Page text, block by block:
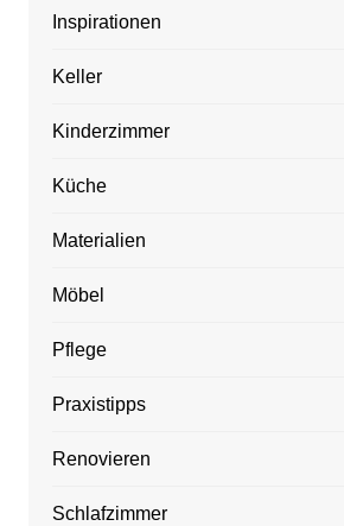
Inspirationen
Keller
Kinderzimmer
Küche
Materialien
Möbel
Pflege
Praxistipps
Renovieren
Schlafzimmer